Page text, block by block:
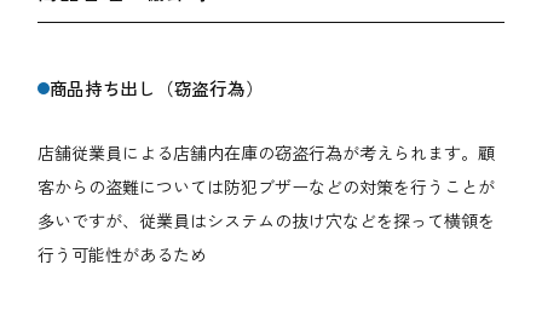
商品持ち出し（窃盗行為）
店舗従業員による店舗内在庫の窃盗行為が考えられます。顧
客からの盗難については防犯ブザーなどの対策を行うことが
多いですが、従業員はシステムの抜け穴などを探って横領を
行う可能性があるため